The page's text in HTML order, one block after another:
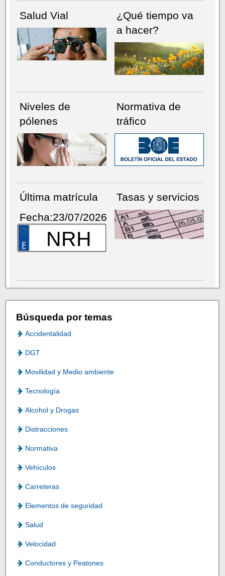
Salud Vial
¿Qué tiempo va
a hacer?
Niveles de
pólenes
Normativa de
tráfico
Última matrícula
Fecha:23/07/2026
NRH
Tasas y servicios
Búsqueda por temas
Accidentalidad
DGT
Movilidad y Medio ambiente
Tecnología
Alcohol y Drogas
Distracciones
Normativa
Vehículos
Carreteras
Elementos de seguridad
Salud
Velocidad
Conductores y Peatones